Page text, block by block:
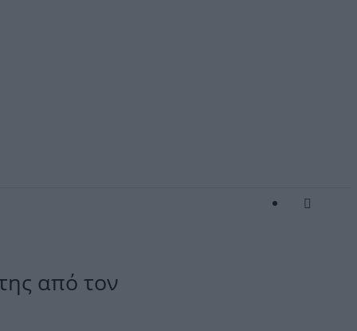
από τον